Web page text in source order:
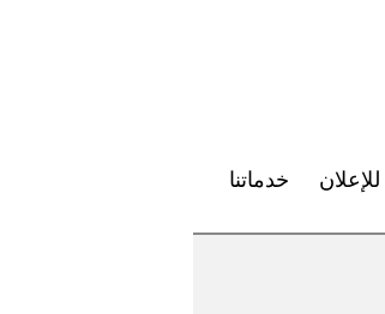
للإعلان خدماتنا